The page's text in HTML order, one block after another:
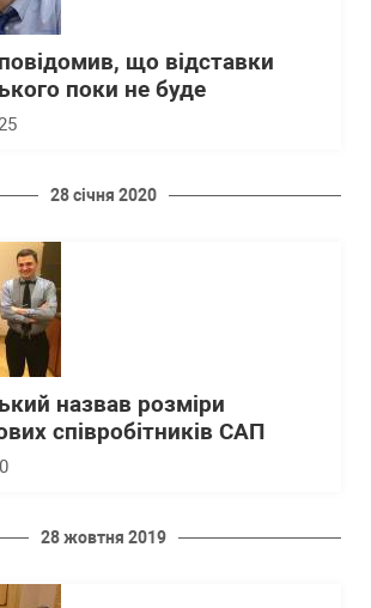
що відставки
поки не буде
28 січня 2020
назвав розміри
співробітників САП
28 жовтня 2019